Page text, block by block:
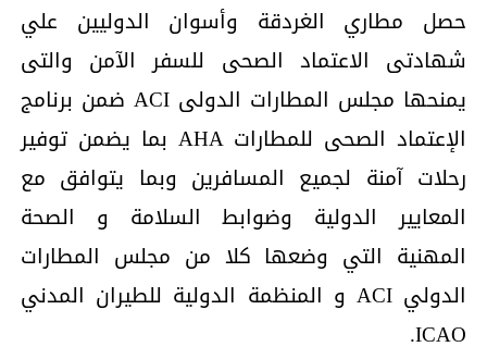
حصل مطاري الغردقة وأسوان الدوليين علي
شهادتى الاعتماد الصحى للسفر الآمن والتى
يمنحها مجلس المطارات الدولى ACI ضمن برنامج
الإعتماد الصحى للمطارات AHA بما يضمن توفير
رحلات آمنة لجميع المسافرين وبما يتوافق مع
المعايير الدولية وضوابط السلامة و الصحة
المهنية التي وضعها كلا من مجلس المطارات
الدولي ACI و المنظمة الدولية للطيران المدني
ICAO.